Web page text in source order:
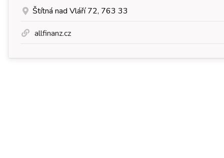
Štítná nad Vláří 72, 763 33
allfinanz.cz